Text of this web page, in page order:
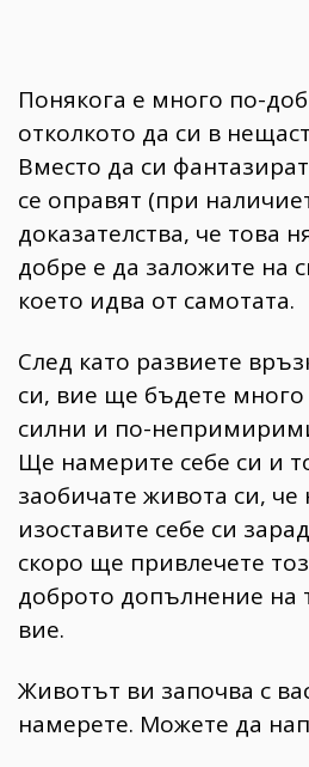
Понякога е много по-
отколкото да си в
Вместо да си
се оправят (при
доказателства, че това
добре е да заложите на
което идва от самотата.
След като развиете
си, вие ще бъдете
силни и по-
Ще намерите себе си и
заобичате живота си, че
изоставите себе си
скоро ще привлечете
доброто допълнение на
вие.
Животът ви започва с
намерете. Можете да